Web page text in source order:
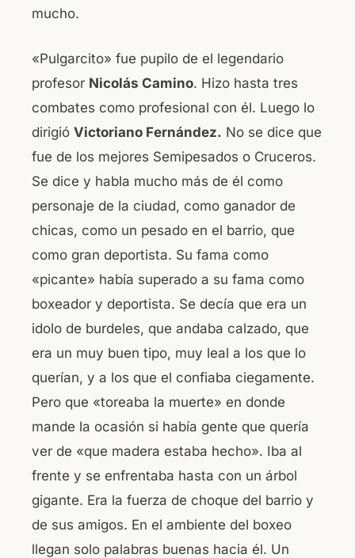
mucho.
«Pulgarcito» fue pupilo de el legendario
profesor Nicolás Camino. Hizo hasta tres
combates como profesional con él. Luego lo
dirigió Victoriano Fernández. No se dice que
fue de los mejores Semipesados o Cruceros.
Se dice y habla mucho más de él como
personaje de la ciudad, como ganador de
chicas, como un pesado en el barrio, que
como gran deportista. Su fama como
«picante» había superado a su fama como
boxeador y deportista. Se decía que era un
idolo de burdeles, que andaba calzado, que
era un muy buen tipo, muy leal a los que lo
querían, y a los que el confiaba ciegamente.
Pero que «toreaba la muerte» en donde
mande la ocasión si había gente que quería
ver de «que madera estaba hecho». Iba al
frente y se enfrentaba hasta con un árbol
gigante. Era la fuerza de choque del barrio y
de sus amigos. En el ambiente del boxeo
llegan solo palabras buenas hacia él. Un